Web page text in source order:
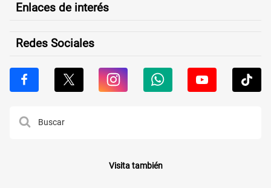
Enlaces de interés
Redes Sociales
Visita también